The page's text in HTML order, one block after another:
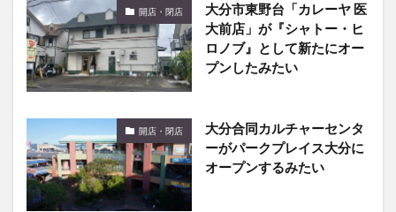
開店・閉店
大分市東野台「カレーヤ 医
大前店」が『シャトー・ヒ
ロノブ』として新たにオー
プンしたみたい
開店・閉店
大分合同カルチャーセンタ
ーがパークプレイス大分に
オープンするみたい